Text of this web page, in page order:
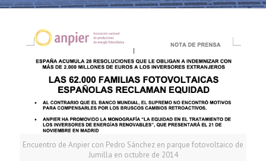
Encuentro de Anpier con Pedro Sánchez en parque fotovoltaico de
Jumilla en octubre de 2014